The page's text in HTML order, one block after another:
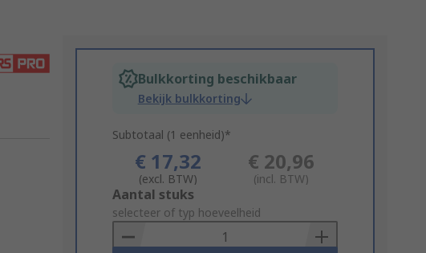
Bulkkorting beschikbaar
Bekijk bulkkorting
Subtotaal (1 eenheid)*
€ 17,32
(excl. BTW)
€ 20,96
(incl. BTW)
Add
to
Basket
Aantal stuks
selecteer of typ hoeveelheid